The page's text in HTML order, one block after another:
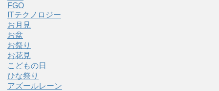
FGO
ITテクノロジー
お月見
お盆
お祭り
お花見
こどもの日
ひな祭り
アズールレーン